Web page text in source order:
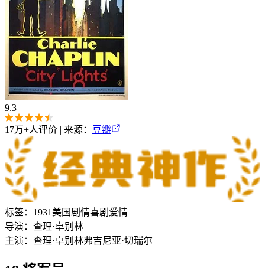
9.3
17万+人评价 | 来源： 豆瓣
标签： 1931美国 剧情喜剧 爱情
导演： 查理·卓别林
主演： 查理·卓别林弗吉尼亚·切瑞尔